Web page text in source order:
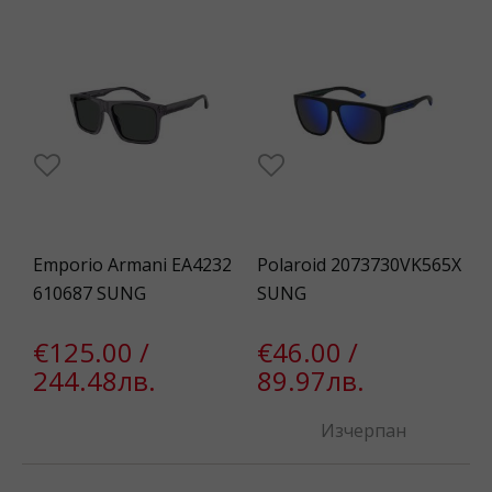
Emporio Armani EA4232
610687 SUNG
€125.00 /
244.48лв.
Polaroid 2073730VK565X
SUNG
€46.00 /
89.97лв.
Изчерпан